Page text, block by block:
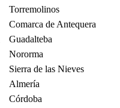
Torremolinos
Comarca de Antequera
Guadalteba
Nororma
Sierra de las Nieves
Almería
Córdoba